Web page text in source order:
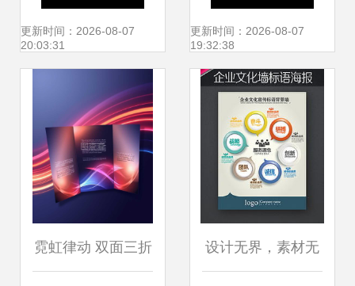
一个57.24MB的宝
更新时间：2026-08-07
20:03:31
设计的高清案例图
赏——西风东韵的
视觉魔法
更新时间：2026-08-07
19:32:38
霓虹律动 双面三折 设计无界，素材无